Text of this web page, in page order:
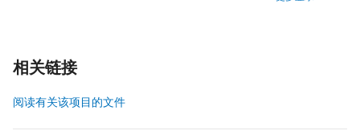
相关链接
阅读有关该项目的文件